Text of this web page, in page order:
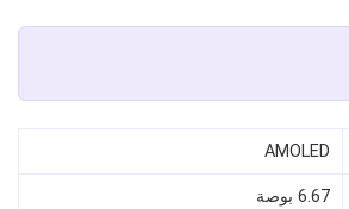
AMOLED
6.67 بوصة